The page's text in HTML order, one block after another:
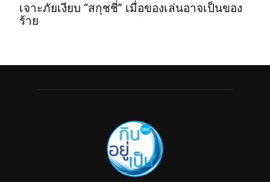
เจาะภัยเงียบ “สกุชชี่” เมื่อของเล่นอาจเป็นของ
ร้าย